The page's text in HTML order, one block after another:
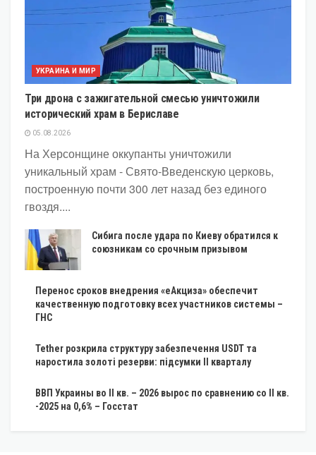
УКРАИНА И МИР
Три дрона с зажигательной смесью уничтожили
исторический храм в Бериславе
05.08.2026
На Херсонщине оккупанты уничтожили
уникальный храм - Свято-Введенскую церковь,
построенную почти 300 лет назад без единого
гвоздя....
Сибига после удара по Киеву обратился к
союзникам со срочным призывом
Перенос сроков внедрения «еАкциза» обеспечит
качественную подготовку всех участников системы –
ГНС
Tether розкрила структуру забезпечення USDT та
наростила золоті резерви: підсумки II кварталу
ВВП Украины во II кв. – 2026 вырос по сравнению со II кв.
-2025 на 0,6% – Госстат